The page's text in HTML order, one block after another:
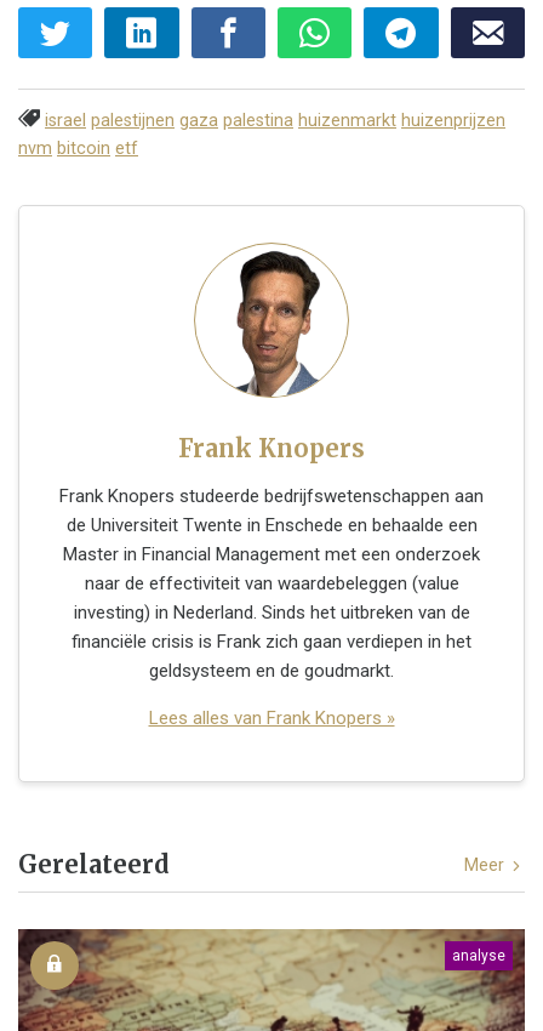
israel palestijnen gaza palestina huizenmarkt huizenprijzen
nvm bitcoin etf
Frank Knopers
Frank Knopers studeerde bedrijfswetenschappen aan
de Universiteit Twente in Enschede en behaalde een
Master in Financial Management met een onderzoek
naar de effectiviteit van waardebeleggen (value
investing) in Nederland. Sinds het uitbreken van de
financiële crisis is Frank zich gaan verdiepen in het
geldsysteem en de goudmarkt.
Lees alles van Frank Knopers »
Gerelateerd Meer
analyse